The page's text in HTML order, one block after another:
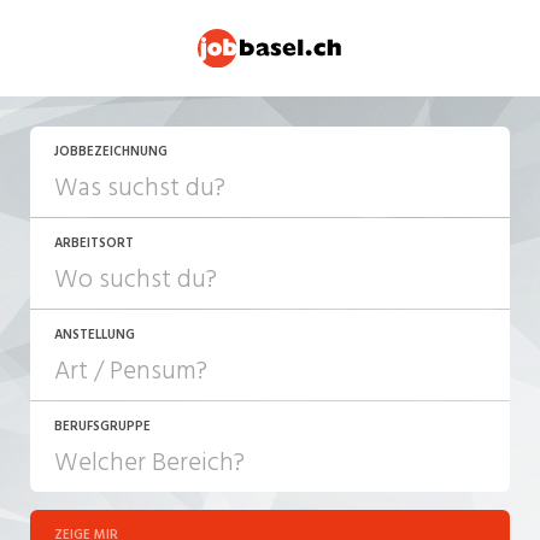
JOBBEZEICHNUNG
ARBEITSORT
ANSTELLUNG
JOB-TYP
Festanstellung
BERUFSGRUPPE
ZEIGE MIR